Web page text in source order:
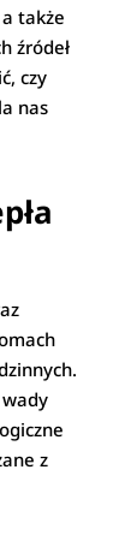
także
źródeł
czy
nas
z